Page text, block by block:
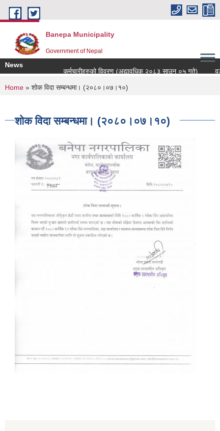
Skip to main content
Banepa Municipality
Government of Nepal
News
कर्मचारीहरुको विवरण (अद्यावधिक २०८३ साउन ०५ गते)
You are here
Home » शोक विदा सम्बन्धमा। (२०८०।०७।१०)
शोक विदा सम्बन्धमा। (२०८०।०७।१०)